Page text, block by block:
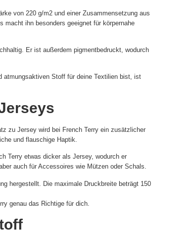
von 220 g/m2 und einer Zusammensetzung aus
macht ihn besonders geeignet für körpernahe
Er ist außerdem pigmentbedruckt, wodurch
atmungsaktiven Stoff für deine Textilien bist, ist
zu Jersey wird bei French Terry ein zusätzlicher
und flauschige Haptik.
Terry etwas dicker als Jersey, wodurch er
auch für Accessoires wie Mützen oder Schals.
hergestellt. Die maximale Druckbreite beträgt 150
genau das Richtige für dich.